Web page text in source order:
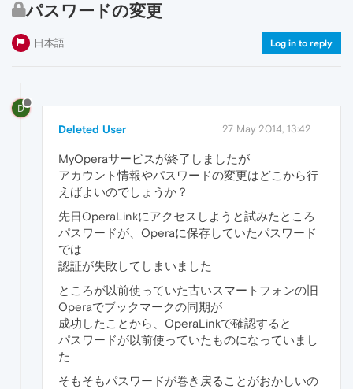
パスワードの変更
日本語 Log in to reply
D
Deleted User 27 May 2014, 13:42
MyOperaサービスが終了しましたが
アカウント情報やパスワードの変更はどこから行
えばよいのでしょうか？
先日OperaLinkにアクセスしようと試みたところ
パスワードが、Operaに保存していたパスワード
では
認証が失敗してしまいました
ところが以前使っていた古いスマートフォンの旧
Operaでブックマークの同期が
成功したことから、OperaLinkで確認すると
パスワードが以前使っていたものになっていまし
た
そもそもパスワードが巻き戻ることがおかしいの